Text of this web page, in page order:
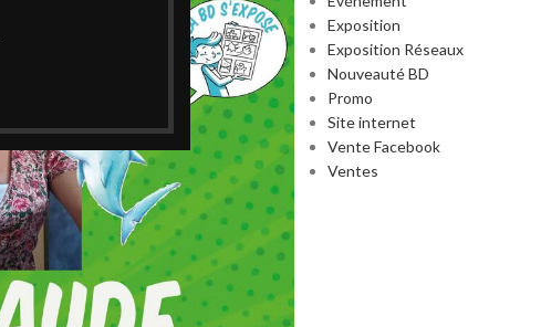
Exposition
Exposition Réseaux
Nouveauté BD
Promo
Site internet
Vente Facebook
Ventes